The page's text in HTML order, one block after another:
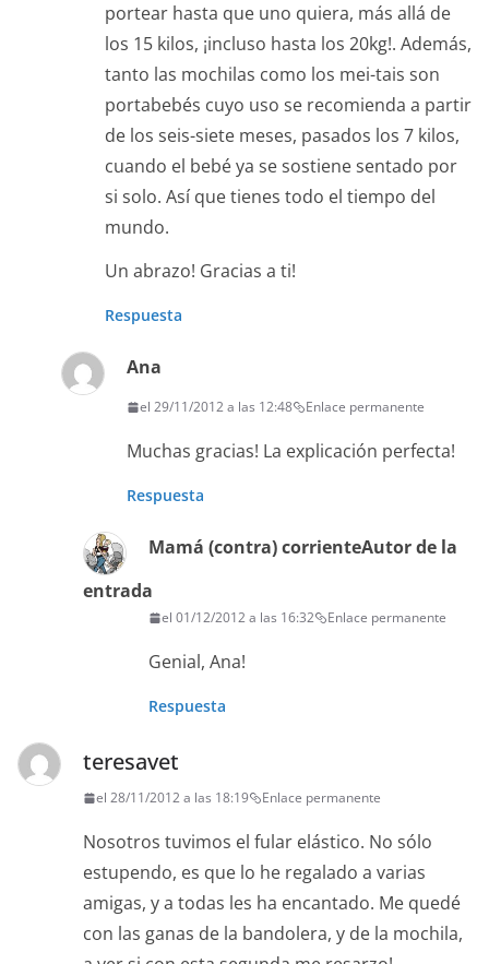
portear hasta que uno quiera, más allá de
los 15 kilos, ¡incluso hasta los 20kg!. Además,
tanto las mochilas como los mei-tais son
portabebés cuyo uso se recomienda a partir
de los seis-siete meses, pasados los 7 kilos,
cuando el bebé ya se sostiene sentado por
si solo. Así que tienes todo el tiempo del
mundo.
Un abrazo! Gracias a ti!
Respuesta
Ana
el 29/11/2012 a las 12:48 Enlace permanente
Muchas gracias! La explicación perfecta!
Respuesta
Mamá (contra) corrienteAutor de la
entrada
el 01/12/2012 a las 16:32 Enlace permanente
Genial, Ana!
Respuesta
teresavet
el 28/11/2012 a las 18:19 Enlace permanente
Nosotros tuvimos el fular elástico. No sólo
estupendo, es que lo he regalado a varias
amigas, y a todas les ha encantado. Me quedé
con las ganas de la bandolera, y de la mochila,